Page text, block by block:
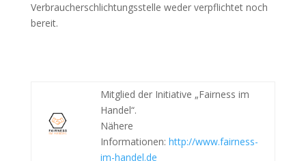
Verbraucherschlichtungsstelle weder verpflichtet noch
bereit.
Mitglied der Initiative „Fairness im
Handel“.
Nähere
Informationen: http://www.fairness-
im-handel.de